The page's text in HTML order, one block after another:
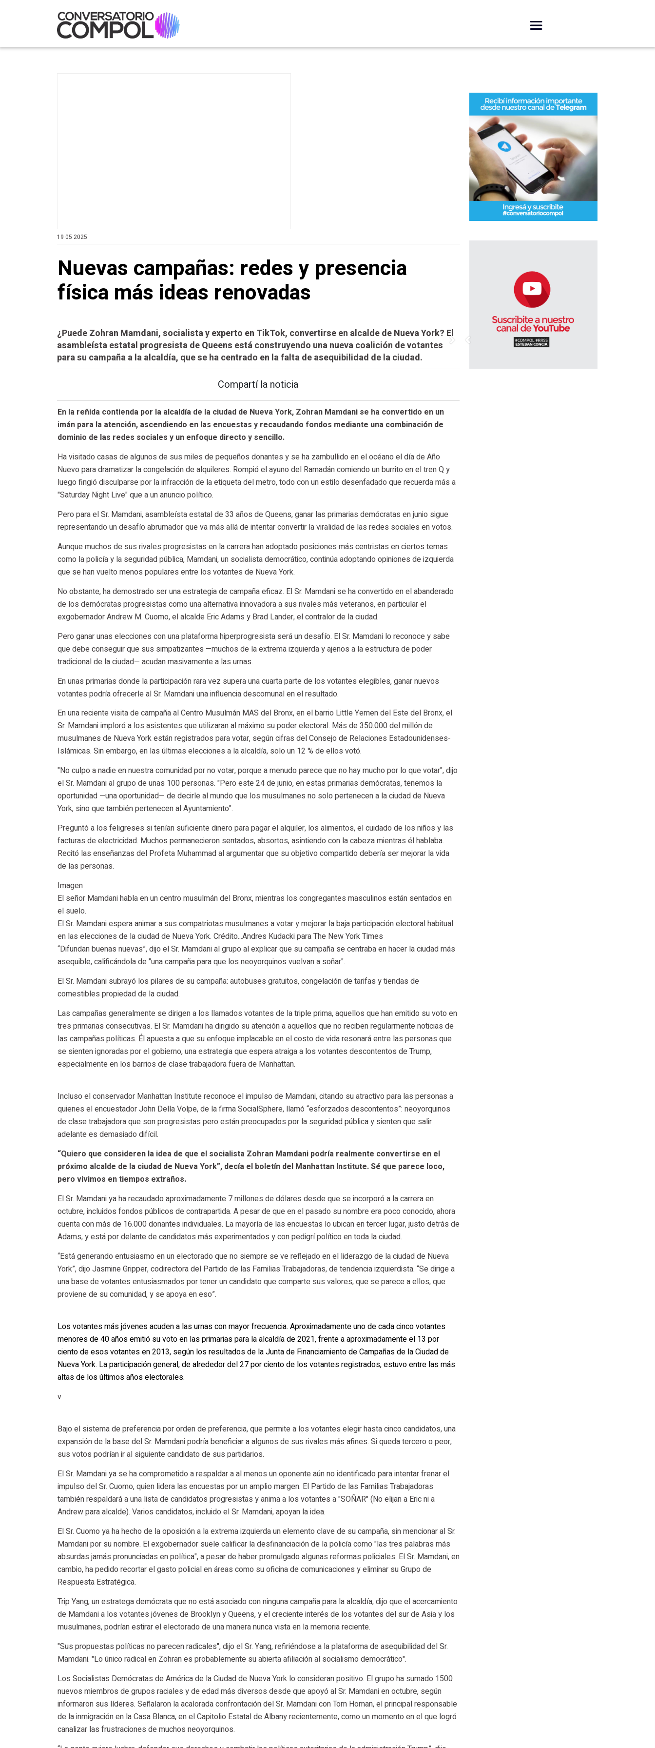
19 05 2025
Nuevas campañas: redes y presencia
física más ideas renovadas
¿Puede Zohran Mamdani, socialista y experto en TikTok, convertirse en alcalde de Nueva York? El
asambleísta estatal progresista de Queens está construyendo una nueva coalición de votantes
para su campaña a la alcaldía, que se ha centrado en la falta de asequibilidad de la ciudad.
Compartí la noticia
En la reñida contienda por la alcaldía de la ciudad de Nueva York, Zohran Mamdani se ha convertido en un
imán para la atención, ascendiendo en las encuestas y recaudando fondos mediante una combinación de
dominio de las redes sociales y un enfoque directo y sencillo.
Ha visitado casas de algunos de sus miles de pequeños donantes y se ha zambullido en el océano el día de Año
Nuevo para dramatizar la congelación de alquileres. Rompió el ayuno del Ramadán comiendo un burrito en el tren Q y
luego fingió disculparse por la infracción de la etiqueta del metro, todo con un estilo desenfadado que recuerda más a
"Saturday Night Live" que a un anuncio político.
Pero para el Sr. Mamdani, asambleísta estatal de 33 años de Queens, ganar las primarias demócratas en junio sigue
representando un desafío abrumador que va más allá de intentar convertir la viralidad de las redes sociales en votos.
Aunque muchos de sus rivales progresistas en la carrera han adoptado posiciones más centristas en ciertos temas
como la policía y la seguridad pública, Mamdani, un socialista democrático, continúa adoptando opiniones de izquierda
que se han vuelto menos populares entre los votantes de Nueva York.
No obstante, ha demostrado ser una estrategia de campaña eficaz. El Sr. Mamdani se ha convertido en el abanderado
de los demócratas progresistas como una alternativa innovadora a sus rivales más veteranos, en particular el
exgobernador Andrew M. Cuomo, el alcalde Eric Adams y Brad Lander, el contralor de la ciudad.
Pero ganar unas elecciones con una plataforma hiperprogresista será un desafío. El Sr. Mamdani lo reconoce y sabe
que debe conseguir que sus simpatizantes —muchos de la extrema izquierda y ajenos a la estructura de poder
tradicional de la ciudad— acudan masivamente a las urnas.
En unas primarias donde la participación rara vez supera una cuarta parte de los votantes elegibles, ganar nuevos
votantes podría ofrecerle al Sr. Mamdani una influencia descomunal en el resultado.
En una reciente visita de campaña al Centro Musulmán MAS del Bronx, en el barrio Little Yemen del Este del Bronx, el
Sr. Mamdani imploró a los asistentes que utilizaran al máximo su poder electoral. Más de 350.000 del millón de
musulmanes de Nueva York están registrados para votar, según cifras del Consejo de Relaciones Estadounidenses-
Islámicas. Sin embargo, en las últimas elecciones a la alcaldía, solo un 12 % de ellos votó.
"No culpo a nadie en nuestra comunidad por no votar, porque a menudo parece que no hay mucho por lo que votar", dijo
el Sr. Mamdani al grupo de unas 100 personas. "Pero este 24 de junio, en estas primarias demócratas, tenemos la
oportunidad —una oportunidad— de decirle al mundo que los musulmanes no solo pertenecen a la ciudad de Nueva
York, sino que también pertenecen al Ayuntamiento".
Preguntó a los feligreses si tenían suficiente dinero para pagar el alquiler, los alimentos, el cuidado de los niños y las
facturas de electricidad. Muchos permanecieron sentados, absortos, asintiendo con la cabeza mientras él hablaba.
Recitó las enseñanzas del Profeta Muhammad al argumentar que su objetivo compartido debería ser mejorar la vida
de las personas.
Imagen
El señor Mamdani habla en un centro musulmán del Bronx, mientras los congregantes masculinos están sentados en
el suelo.
El Sr. Mamdani espera animar a sus compatriotas musulmanes a votar y mejorar la baja participación electoral habitual
en las elecciones de la ciudad de Nueva York. Crédito...Andres Kudacki para The New York Times
“Difundan buenas nuevas”, dijo el Sr. Mamdani al grupo al explicar que su campaña se centraba en hacer la ciudad más
asequible, calificándola de "una campaña para que los neoyorquinos vuelvan a soñar".
El Sr. Mamdani subrayó los pilares de su campaña: autobuses gratuitos, congelación de tarifas y tiendas de
comestibles propiedad de la ciudad.
Las campañas generalmente se dirigen a los llamados votantes de la triple prima, aquellos que han emitido su voto en
tres primarias consecutivas. El Sr. Mamdani ha dirigido su atención a aquellos que no reciben regularmente noticias de
las campañas políticas. Él apuesta a que su enfoque implacable en el costo de vida resonará entre las personas que
se sienten ignoradas por el gobierno, una estrategia que espera atraiga a los votantes descontentos de Trump,
especialmente en los barrios de clase trabajadora fuera de Manhattan.
Incluso el conservador Manhattan Institute reconoce el impulso de Mamdani, citando su atractivo para las personas a
quienes el encuestador John Della Volpe, de la firma SocialSphere, llamó “esforzados descontentos”: neoyorquinos
de clase trabajadora que son progresistas pero están preocupados por la seguridad pública y sienten que salir
adelante es demasiado difícil.
“Quiero que consideren la idea de que el socialista Zohran Mamdani podría realmente convertirse en el
próximo alcalde de la ciudad de Nueva York”, decía el boletín del Manhattan Institute. Sé que parece loco,
pero vivimos en tiempos extraños.
El Sr. Mamdani ya ha recaudado aproximadamente 7 millones de dólares desde que se incorporó a la carrera en
octubre, incluidos fondos públicos de contrapartida. A pesar de que en el pasado su nombre era poco conocido, ahora
cuenta con más de 16.000 donantes individuales. La mayoría de las encuestas lo ubican en tercer lugar, justo detrás de
Adams, y está por delante de candidatos más experimentados y con pedigrí político en toda la ciudad.
“Está generando entusiasmo en un electorado que no siempre se ve reflejado en el liderazgo de la ciudad de Nueva
York”, dijo Jasmine Gripper, codirectora del Partido de las Familias Trabajadoras, de tendencia izquierdista. “Se dirige a
una base de votantes entusiasmados por tener un candidato que comparte sus valores, que se parece a ellos, que
proviene de su comunidad, y se apoya en eso”.
Los votantes más jóvenes acuden a las urnas con mayor frecuencia. Aproximadamente uno de cada cinco votantes
menores de 40 años emitió su voto en las primarias para la alcaldía de 2021, frente a aproximadamente el 13 por
ciento de esos votantes en 2013, según los resultados de la Junta de Financiamiento de Campañas de la Ciudad de
Nueva York. La participación general, de alrededor del 27 por ciento de los votantes registrados, estuvo entre las más
altas de los últimos años electorales.
v
Bajo el sistema de preferencia por orden de preferencia, que permite a los votantes elegir hasta cinco candidatos, una
expansión de la base del Sr. Mamdani podría beneficiar a algunos de sus rivales más afines. Si queda tercero o peor,
sus votos podrían ir al siguiente candidato de sus partidarios.
El Sr. Mamdani ya se ha comprometido a respaldar a al menos un oponente aún no identificado para intentar frenar el
impulso del Sr. Cuomo, quien lidera las encuestas por un amplio margen. El Partido de las Familias Trabajadoras
también respaldará a una lista de candidatos progresistas y anima a los votantes a "SOÑAR" (No elijan a Eric ni a
Andrew para alcalde). Varios candidatos, incluido el Sr. Mamdani, apoyan la idea.
El Sr. Cuomo ya ha hecho de la oposición a la extrema izquierda un elemento clave de su campaña, sin mencionar al Sr.
Mamdani por su nombre. El exgobernador suele calificar la desfinanciación de la policía como "las tres palabras más
absurdas jamás pronunciadas en política", a pesar de haber promulgado algunas reformas policiales. El Sr. Mamdani, en
cambio, ha pedido recortar el gasto policial en áreas como su oficina de comunicaciones y eliminar su Grupo de
Respuesta Estratégica.
Trip Yang, un estratega demócrata que no está asociado con ninguna campaña para la alcaldía, dijo que el acercamiento
de Mamdani a los votantes jóvenes de Brooklyn y Queens, y el creciente interés de los votantes del sur de Asia y los
musulmanes, podrían estirar el electorado de una manera nunca vista en la memoria reciente.
"Sus propuestas políticas no parecen radicales", dijo el Sr. Yang, refiriéndose a la plataforma de asequibilidad del Sr.
Mamdani. "Lo único radical en Zohran es probablemente su abierta afiliación al socialismo democrático".
Los Socialistas Demócratas de América de la Ciudad de Nueva York lo consideran positivo. El grupo ha sumado 1500
nuevos miembros de grupos raciales y de edad más diversos desde que apoyó al Sr. Mamdani en octubre, según
informaron sus líderes. Señalaron la acalorada confrontación del Sr. Mamdani con Tom Homan, el principal responsable
de la inmigración en la Casa Blanca, en el Capitolio Estatal de Albany recientemente, como un momento en el que logró
canalizar las frustraciones de muchos neoyorquinos.